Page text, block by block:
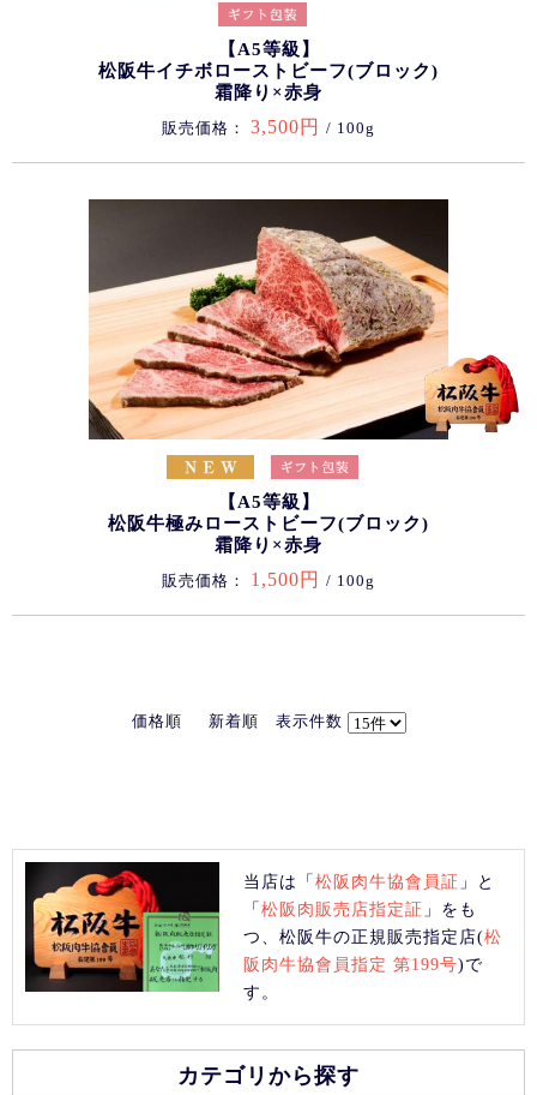
【A5等級】
松阪牛イチボローストビーフ(ブロック)
霜降り×赤身
販売価格： 3,500円 / 100g
【A5等級】
松阪牛極みローストビーフ(ブロック)
霜降り×赤身
販売価格： 1,500円 / 100g
価格順 新着順 表示件数
当店は「松阪肉牛協會員証 」と
「松阪肉販売店指定証 」をも
つ、松阪牛の正規販売指定店(松
阪肉牛協會員指定 第199号)で
す。
カテゴリから探す